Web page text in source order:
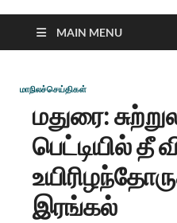
MAIN MENU
மாநிலச்செய்திகள்
மதுரை:
பெட்டியில் தீ
இரங்கல்